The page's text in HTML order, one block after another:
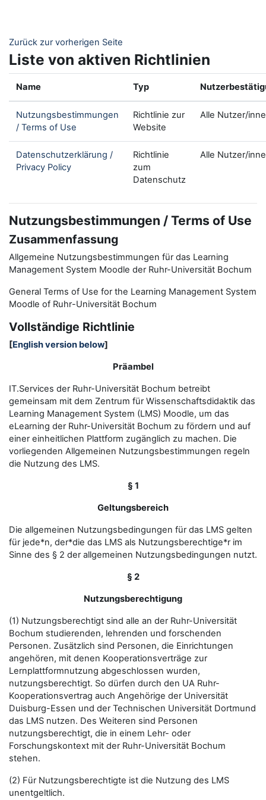
Zurück zur vorherigen Seite
Liste von aktiven Richtlinien
Name Typ
Nutzungsbestimmungen
/ Terms of Use
Richtlinie zur
Website
Alle Nutzer/
Datenschutzerklärung /
Privacy Policy
Richtlinie
zum
Datenschutz
Alle Nutzer/
Nutzungsbestimmungen / Terms of Use
Zusammenfassung
Allgemeine Nutzungsbestimmungen für das Learning
Management System Moodle der Ruhr-Universität Bochum
General Terms of Use for the Learning Management System
Moodle of Ruhr-Universität Bochum
Vollständige Richtlinie
[English version below]
Präambel
IT.Services der Ruhr-Universität Bochum betreibt
gemeinsam mit dem Zentrum für Wissenschaftsdidaktik das
Learning Management System (LMS) Moodle, um das
eLearning der Ruhr-Universität Bochum zu fördern und auf
einer einheitlichen Plattform zugänglich zu machen. Die
vorliegenden Allgemeinen Nutzungsbestimmungen regeln
die Nutzung des LMS.
§ 1
Geltungsbereich
Die allgemeinen Nutzungsbedingungen für das LMS gelten
für jede*n, der*die das LMS als Nutzungsberechtige*r im
Sinne des § 2 der allgemeinen Nutzungsbedingungen nutzt.
§ 2
Nutzungsberechtigung
(1) Nutzungsberechtigt sind alle an der Ruhr-Universität
Bochum studierenden, lehrenden und forschenden
Personen. Zusätzlich sind Personen, die Einrichtungen
angehören, mit denen Kooperationsverträge zur
Lernplattformnutzung abgeschlossen wurden,
nutzungsberechtigt. So dürfen durch den UA Ruhr-
Kooperationsvertrag auch Angehörige der Universität
Duisburg-Essen und der Technischen Universität Dortmund
das LMS nutzen. Des Weiteren sind Personen
nutzungsberechtigt, die in einem Lehr- oder
Forschungskontext mit der Ruhr-Universität Bochum
stehen.
(2) Für Nutzungsberechtigte ist die Nutzung des LMS
unentgeltlich.